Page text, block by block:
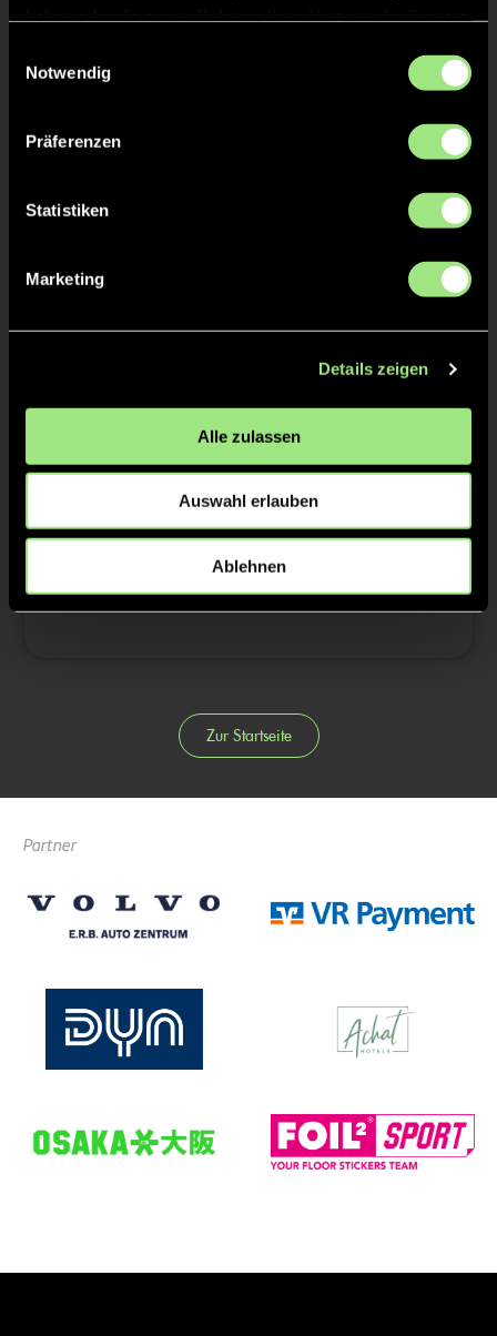
Notwendig
Präferenzen
Statistiken
Marketing
Details zeigen
Alle zulassen
Auswahl erlauben
Ablehnen
Staff
TW = Torwart & ETW = Ersatztorwart, K = Kapitän
Tore & Karten
1:0 1’
3/4
4/4
Zur Startseite
Partner